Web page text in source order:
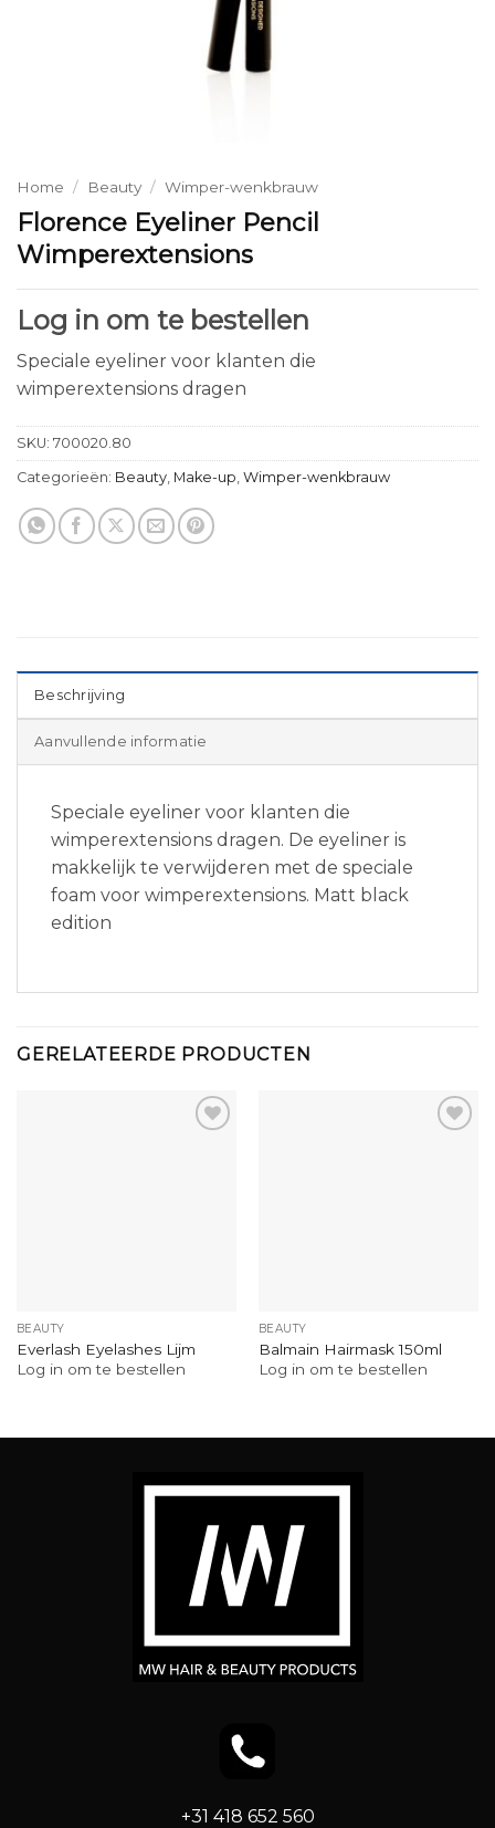
Home / Beauty / Wimper-wenkbrauw
Florence Eyeliner Pencil
Wimperextensions
Log in om te bestellen
Speciale eyeliner voor klanten die
wimperextensions dragen
SKU: 700020.80
Categorieën: Beauty Make-up Wimper-wenkbrauw
Beschrijving
Aanvullende informatie
Speciale eyeliner voor klanten die
wimperextensions dragen. De eyeliner is
makkelijk te verwijderen met de speciale
foam voor wimperextensions. Matt black
edition
GERELATEERDE PRODUCTEN
BEAUTY
Everlash Eyelashes Lijm
Log in om te bestellen
BEAUTY
Balmain Hairmask 150ml
Log in om te bestellen
+31 418 652 560